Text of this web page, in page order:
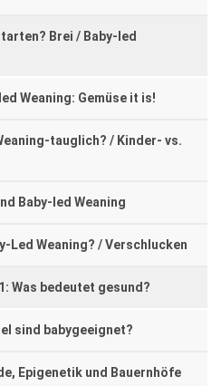
Brei / Baby-led
Weaning: Gemüse it is!
tauglich? / Kinder- vs.
Baby-led Weaning
Led Weaning? / Verschlucken
Was bedeutet gesund?
sind babygeeignet?
Epigenetik und Bauernhöfe